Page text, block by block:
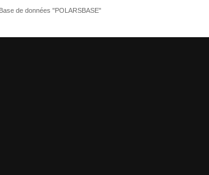
Base de données "POLARSBASE"